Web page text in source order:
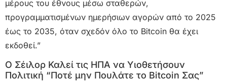
μέρους του έθνους μέσω σταθερών,
προγραμματισμένων ημερήσιων αγορών από το 2025
έως το 2035, όταν σχεδόν όλο το Bitcoin θα έχει
εκδοθεί.”
Ο Σέιλορ Καλεί τις ΗΠΑ να Υιοθετήσουν
Πολιτική “Ποτέ μην Πουλάτε το Bitcoin Σας”